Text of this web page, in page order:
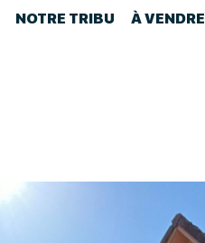
NOTRE TRIBU À VENDRE